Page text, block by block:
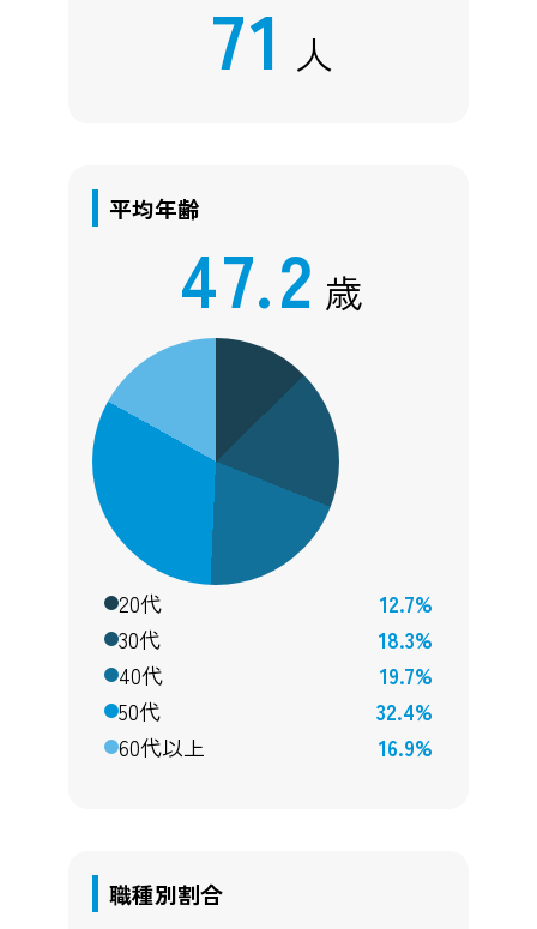
71 人
平均年齢
47.2 歳
20代
12.7%
30代
18.3%
40代
19.7%
50代
32.4%
60代以上
16.9%
職種別割合